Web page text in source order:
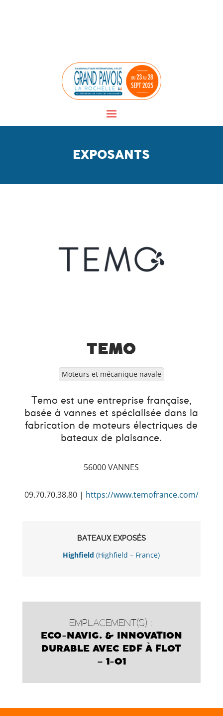
EXPOSANTS
TEMO
Moteurs et mécanique navale
Temo est une entreprise française,
basée à vannes et spécialisée dans la
fabrication de moteurs électriques de
bateaux de plaisance.
56000 VANNES
09.70.70.38.80 | https://www.temofrance.com/
BATEAUX EXPOSÉS
Highfield (Highfield – France)
EMPLACEMENT(S) :
ECO-NAVIG. & INNOVATION
DURABLE AVEC EDF À FLOT
– 1-01